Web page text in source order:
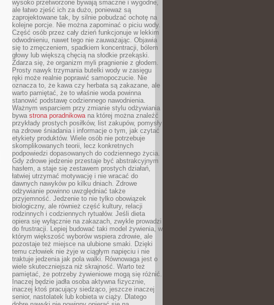
wysoko przetworzone bywają smaczne i wygodne,
ale łatwo zjeść ich za dużo, ponieważ są
zaprojektowane tak, by silnie pobudzać ochotę na
kolejne porcje. Nie można zapominać o piciu wody.
Część osób przez cały dzień funkcjonuje w lekkim
odwodnieniu, nawet tego nie zauważając. Objawia
się to zmęczeniem, spadkiem koncentracji, bólem
głowy lub większą chęcią na słodkie przekąski.
Zdarza się, że organizm myli pragnienie z głodem.
Prosty nawyk trzymania butelki wody w zasięgu
ręki może realnie poprawić samopoczucie. Nie
oznacza to, że kawa czy herbata są zakazane, ale
warto pamiętać, że to właśnie woda powinna
stanowić podstawę codziennego nawodnienia.
Ważnym wsparciem przy zmianie stylu odżywiania
bywa strona poradnikowana której można znaleźć
przykłady prostych posiłków, list zakupów, pomysły
na zdrowe śniadania i informacje o tym, jak czytać
etykiety produktów. Wiele osób nie potrzebuje
skomplikowanych teorii, lecz konkretnych
podpowiedzi dopasowanych do codziennego życia.
Gdy zdrowe jedzenie przestaje być abstrakcyjnym
hasłem, a staje się zestawem prostych działań,
łatwiej utrzymać motywację i nie wracać do
dawnych nawyków po kilku dniach. Zdrowe
odżywianie powinno uwzględniać także
przyjemność. Jedzenie to nie tylko obowiązek
biologiczny, ale również część kultury, relacji
rodzinnych i codziennych rytuałów. Jeśli dieta
opiera się wyłącznie na zakazach, zwykle prowadzi
do frustracji. Lepiej budować taki model żywienia, w
którym większość wyborów wspiera zdrowie, ale
pozostaje też miejsce na ulubione smaki. Dzięki
temu człowiek nie żyje w ciągłym napięciu i nie
traktuje jedzenia jak pola walki. Równowaga jest o
wiele skuteczniejsza niż skrajność. Warto też
pamiętać, że potrzeby żywieniowe mogą się różnić.
Inaczej będzie jadła osoba aktywna fizycznie,
inaczej ktoś pracujący siedząco, jeszcze inaczej
senior, nastolatek lub kobieta w ciąży. Dlatego